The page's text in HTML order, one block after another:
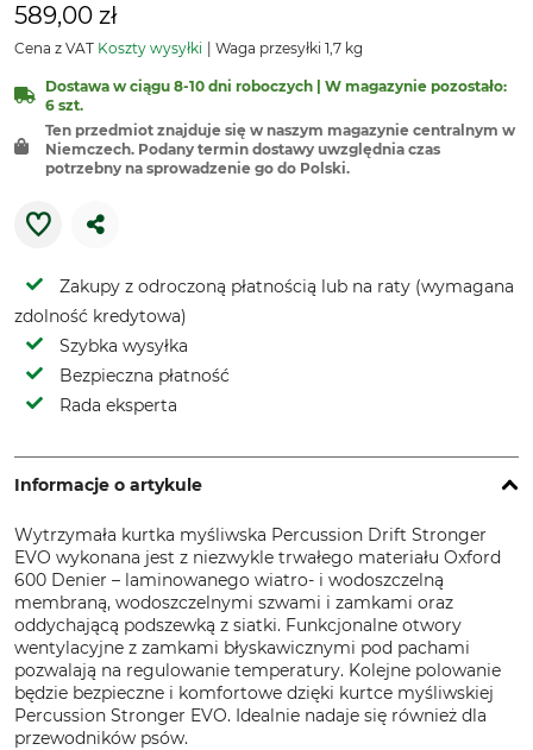
589,00 zł
Cena z VAT Koszty wysyłki Waga przesyłki 1,7 kg
Dostawa w ciągu 8-10 dni roboczych | W magazynie pozostało:
6 szt.
Ten przedmiot znajduje się w naszym magazynie centralnym w
Niemczech. Podany termin dostawy uwzględnia czas
potrzebny na sprowadzenie go do Polski.
Zakupy z odroczoną płatnością lub na raty (wymagana
zdolność kredytowa)
Szybka wysyłka
Bezpieczna płatność
Rada eksperta
Informacje o artykule
Wytrzymała kurtka myśliwska Percussion Drift Stronger
EVO wykonana jest z niezwykle trwałego materiału Oxford
600 Denier – laminowanego wiatro- i wodoszczelną
membraną, wodoszczelnymi szwami i zamkami oraz
oddychającą podszewką z siatki. Funkcjonalne otwory
wentylacyjne z zamkami błyskawicznymi pod pachami
pozwalają na regulowanie temperatury. Kolejne polowanie
będzie bezpieczne i komfortowe dzięki kurtce myśliwskiej
Percussion Stronger EVO. Idealnie nadaje się również dla
przewodników psów.